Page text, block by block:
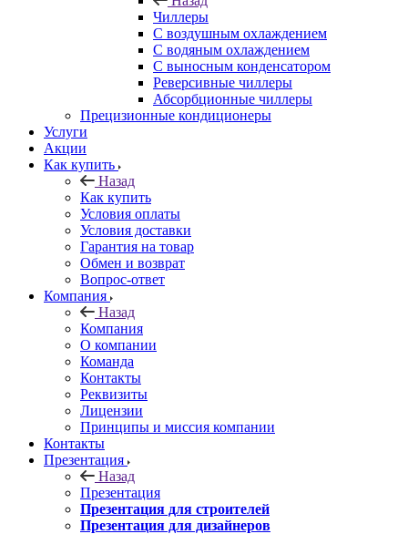
Чиллеры
С воздушным охлаждением
С водяным охлаждением
С выносным конденсатором
Реверсивные чиллеры
Абсорбционные чиллеры
Прецизионные кондиционеры
Услуги
Акции
Как купить
Назад
Как купить
Условия оплаты
Условия доставки
Гарантия на товар
Обмен и возврат
Вопрос-ответ
Компания
Назад
Компания
О компании
Команда
Контакты
Реквизиты
Лицензии
Принципы и миссия компании
Контакты
Презентация
Назад
Презентация
Презентация для строителей
Презентация для дизайнеров